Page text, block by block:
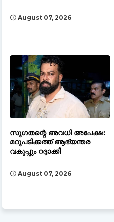
August 07, 2026
സുഗതന്റെ അവധി അപേക്ഷ:
മറുപടിക്കത്ത് ആഭ്യന്തര
വകുപ്പും റദ്ദാക്കി
August 07, 2026